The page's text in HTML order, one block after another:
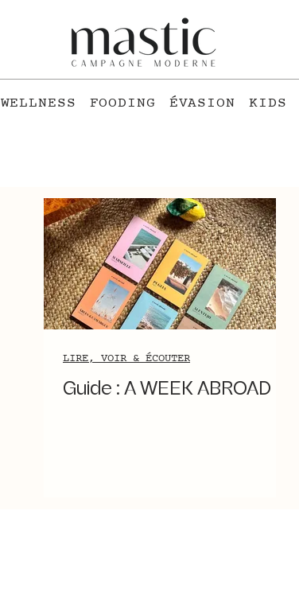
WELLNESS FOODING ÉVASION KIDS
LIRE, VOIR & ÉCOUTER
Guide : A WEEK ABROAD